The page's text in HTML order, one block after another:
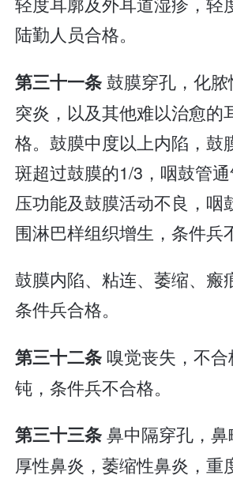
陆勤人员合格。
第三十一条鼓膜穿孔，化
突炎，以及其他难以治愈的
格。鼓膜中度以上内陷，鼓
斑超过鼓膜的1/3，咽鼓管
压功能及鼓膜活动不良，咽
围淋巴样组织增生，条件兵
鼓膜内陷、粘连、萎缩、瘢
条件兵合格。
第三十二条 嗅觉丧失，不
钝，条件兵不合格。
第三十三条鼻中隔穿孔，
厚性鼻炎，萎缩性鼻炎，重